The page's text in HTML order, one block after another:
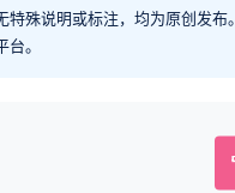
殊说明或标注，均为原创发
。